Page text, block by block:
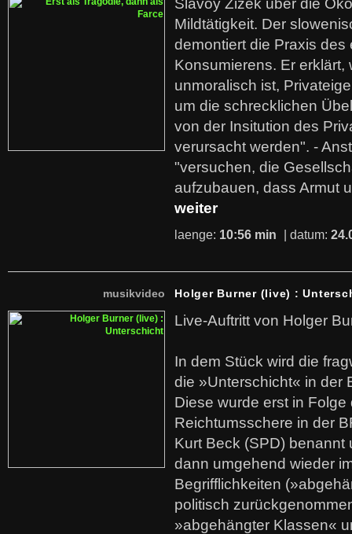
Slavoy Zizek über die
Mildtätigkeit. Der
demontiert die Praxis des
Konsumierens. Er erklärt,
unmoralisch ist,
um die schrecklichen
von der Insitution des
verursacht werden". -
"versuchen, die
aufzubauen, dass Armut
weiter
laenge: 10:56 min | datum:
musikvideo Holger Burner (live) :
Live-Auftritt von Holger
In dem Stück wird die
die »Unterschicht« in der
Diese wurde erst in
Reichtumsschere in der
Kurt Beck (SPD)
dann umgehend wieder
Begrifflichkeiten
politisch
»abgehängter Klassen«